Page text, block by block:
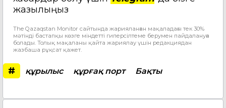
жазылыңыз
The Qazaqstan Monitor сайтында жарияланған мақаладағы тек 30%
мәтінді бастапқы көзге міндетті гиперсілтеме берумен пайдалануға
болады. Толық мақаланы қайта жариялау үшін редакциядан
жазбаша рұқсат қажет.
# құрылыс құрғақ порт Бақты